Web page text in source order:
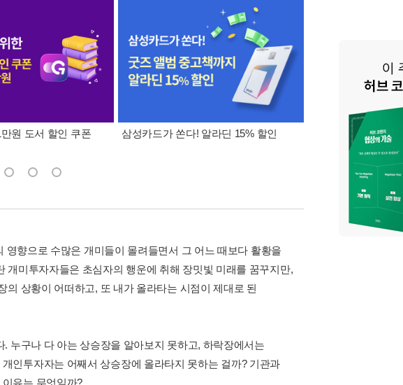
원 도서 할인 쿠폰 삼성카드가 쏜다! 알라딘 15% 할인 이 달의 적립금 혜택
향으로 수많은 개미들이 몰려들면서 그 어느 때보다 활황을
미투자자들은 초심자의 행운에 취해 장밋빛 미래를 꿈꾸지만,
상황이 어떠하고, 또 내가 올라타는 시점이 제대로 된
누구나 다 아는 상승장을 알아보지 못하고, 하락장에서는
인투자자는 어째서 상승장에 올라타지 못하는 걸까? 기관과
유는 무엇일까?